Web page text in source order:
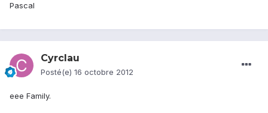
Pascal
Cyrclau
Posté(e) 16 octobre 2012
eee Family.